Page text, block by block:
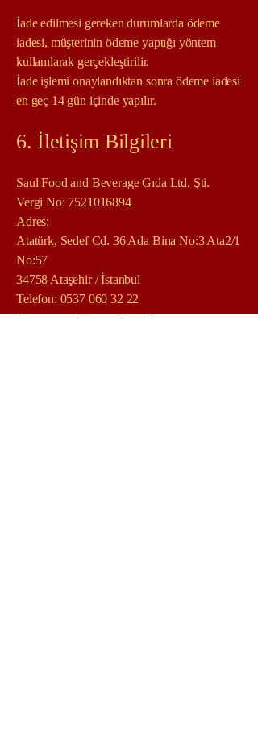
İade edilmesi gereken durumlarda ödeme
iadesi, müşterinin ödeme yaptığı yöntem
kullanılarak gerçekleştirilir.
İade işlemi onaylandıktan sonra ödeme iadesi
en geç 14 gün içinde yapılır.
6. İletişim Bilgileri
Saul Food and Beverage Gıda Ltd. Şti.
Vergi No: 7521016894
Adres:
Atatürk, Sedef Cd. 36 Ada Bina No:3 Ata2/1
No:57
34758 Ataşehir / İstanbul
Telefon: 0537 060 32 22
E-posta: sauldessert@gmail.com